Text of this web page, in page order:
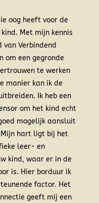
oog heeft voor de
Met mijn kennis
van Verbindend
om een gegronde
te werken
manier kan ik de
Ik heb een
om het kind echt
mogelijk aansluit
hart ligt bij het
leer- en
kind, waar er in de
is. Hier borduur ik
factor. Het
geeft mij een